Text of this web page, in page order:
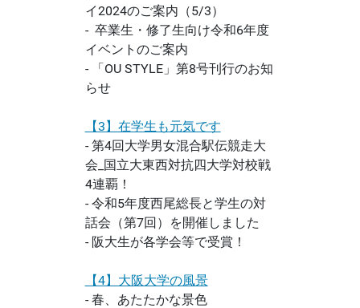
イ2024のご案内（5/3）
- 卒業生・修了生向け令和6年度
イベントのご案内
- 「OU STYLE」第8号刊行のお知
らせ
【3】在学生も元気です
- 第4回大学男女混合駅伝競走大
会_国立大東西対抗四大学対校戦
4連覇！
- 令和5年度西尾総長と学生の対
話会（第7回）を開催しました
- 阪大生が各学会等で受賞！
【4】大阪大学の風景
- 春、あたたかな景色